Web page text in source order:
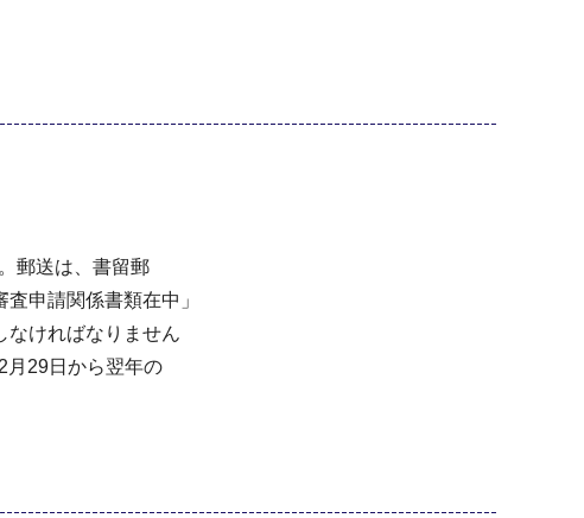
郵送は、書留郵
申請関係書類在中」
ければなりません
29日から翌年の